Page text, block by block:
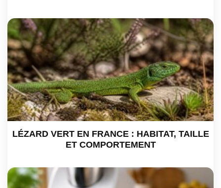
LÉZARD VERT EN FRANCE : HABITAT, TAILLE
ET COMPORTEMENT